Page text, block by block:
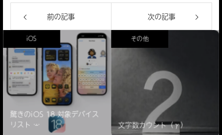
前の記事 次の記事
iOS
驚きのiOS 18 対象デバイス
リスト ̵…
その他
文字数カウント（γ）